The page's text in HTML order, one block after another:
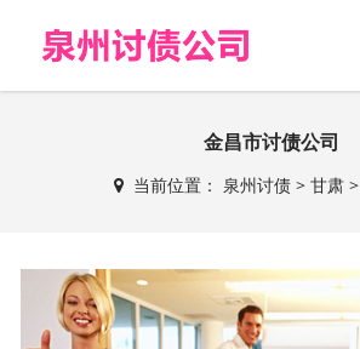
金昌市讨债公司
当前位置： 泉州讨债> 甘肃>